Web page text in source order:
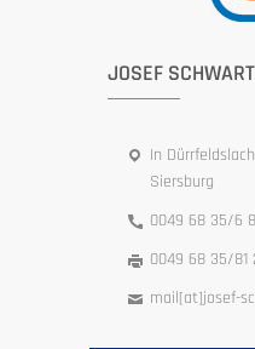
JOSEF
In Dürrfeldslach
Siersburg
0049 68 35/6
0049 68 35/81
mail[at]josef-